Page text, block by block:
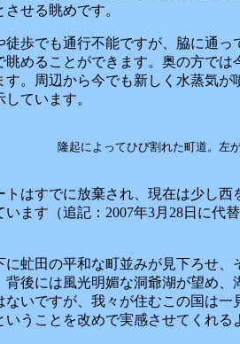
せる眺めです。
徒歩でも通行不能ですが、脇に通
眺めることができます。奥の方で
す。周辺から今でも新しく水蒸気
ています。
隆起によってひび割れた町道。左
はすでに放棄され、現在は少し西
ます（追記：2007年3月28日に代
虻田の平和な町並みが見下ろせ、
背後には風光明媚な洞爺湖が望め
ないですが、我々が住むこの国は
うことを改めで実感させてくれる